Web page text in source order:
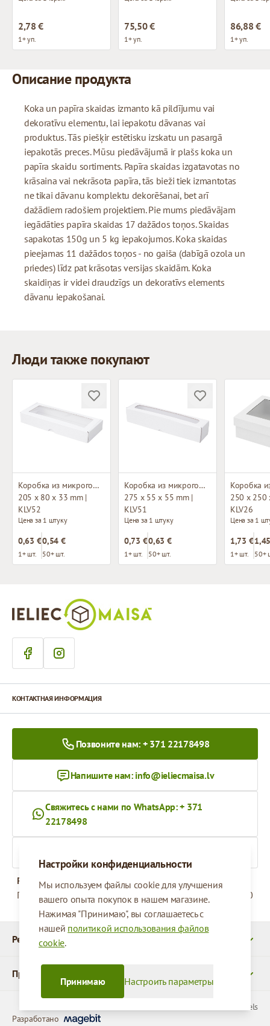
2,78 €
1+ уп.
75,50 €
1+ уп.
86,88 €
1+ уп.
Описание продукта
Koka un papīra skaidas izmanto kā pildījumu vai
dekoratīvu elementu, lai iepakotu dāvanas vai
produktus. Tās piešķir estētisku izskatu un pasargā
iepakotās preces. Mūsu piedāvājumā ir plašs koka un
papīra skaidu sortiments. Papīra skaidas izgatavotas no
krāsaina vai nekrāsota papīra, tās bieži tiek izmantotas
ne tikai dāvanu komplektu dekorēšanai, bet arī
dažādiem radošiem projektiem. Pie mums piedāvājam
iegādāties papīra skaidas 17 dažādos toņos. Skaidas
sapakotas 150g un 5 kg iepakojumos. Koka skaidas
pieejamas 11 dažādos toņos - no gaiša (dabīgā ozola un
priedes) līdz pat krāsotas versijas skaidām. Koka
skaidiņas ir videi draudzīgs un dekoratīvs elements
dāvanu iepakošanai.
Люди также покупают
Коробка из микрогофрокартона с окном
205 x 80 x 33 mm |
KLV52
Цена за 1 штуку
0,63 €
1+ шт.
0,54 €
50+ шт.
Коробка из микрогофрокартона с окном
275 x 55 x 55 mm |
KLV51
Цена за 1 штуку
0,73 €
1+ шт.
0,63 €
50+ шт.
250 x 250
KLV26
Цена за 1
1,73 €
1+ шт. 50+
Настройки конфиденциальности
Мы используем файлы cookie для улучшения
вашего опыта покупок в нашем магазине.
Нажимая "Принимаю", вы соглашаетесь с
нашей политикой использования файлов
cookie.
Настроить параметры
Принимаю
Реквизиты
Продукты
КОНТАКТНАЯ ИНФОРМАЦИЯ
Позвоните нам: + 371 22178498
Напишите нам: info@ieliecmaisa.lv
Свяжитесь с нами по WhatsApp: + 371
22178498
Рабочее время
Понедельник - Пятница
09:00 - 17:00
© 2026 SIA Parcels
Разработано